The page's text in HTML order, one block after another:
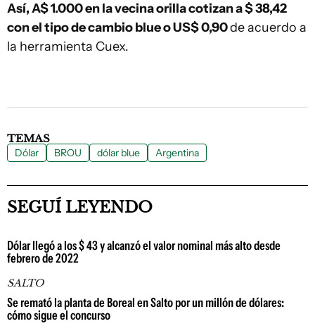
Así, A$ 1.000 en la vecina orillacotizan a $ 38,42
con el tipo de cambio blue o US$ 0,90de acuerdo a
la herramienta Cuex.
TEMAS
Dólar BROU dólar blue Argentina
SEGUÍ LEYENDO
Dólar llegó a los $ 43 y alcanzó el valor nominal más alto desde
febrero de 2022
SALTO
Se remató la planta de Boreal en Salto por un millón de dólares:
cómo sigue el concurso